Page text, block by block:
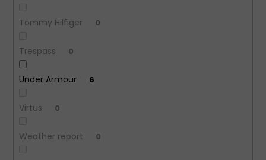
Tommy Hilfiger 0
Trespass 0
Under Armour 6
Virtus 0
Weather report 0